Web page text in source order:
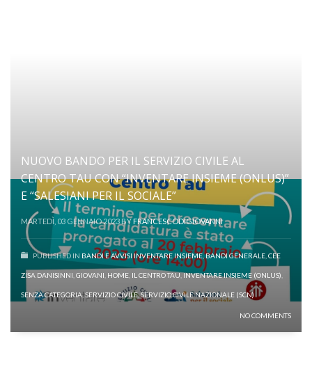
NUOVO BANDO PER IL SERVIZIO CIVILE AL
CENTRO TAU CON “INVENTARE INSIEME (ONLUS)”
E “SALESIANI PER IL SOCIALE”
MARTEDÌ, 03 GENNAIO 2023BYFRANCESCODIGIOVANNI
PUBLISHED IN BANDI E AVVISI INVENTARE INSIEME,BANDI GENERALE CEE
ZISA DANISINNI GIOVANI HOME IL CENTRO TAU,INVENTARE INSIEME (ONLUS)
SENZA CATEGORIA,SERVIZIO CIVILE,SERVIZIO CIVILE NAZIONALE (SCN)
NO COMMENTS